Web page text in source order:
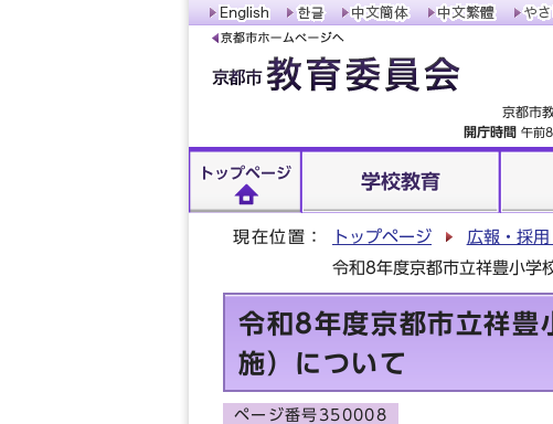
京都市
開庁時間 午前
トップページ 学校教育
現在位置： トップページ 広報・採
令和8年度京都市立祥豊小学
令和8年度京都市立祥豊
施）について
ページ番号350008